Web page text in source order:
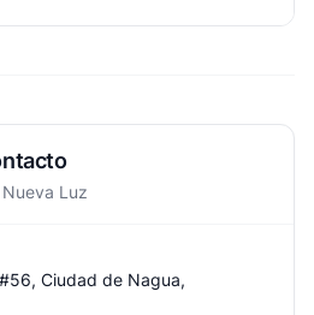
Luz
Ciudad de Nagua,